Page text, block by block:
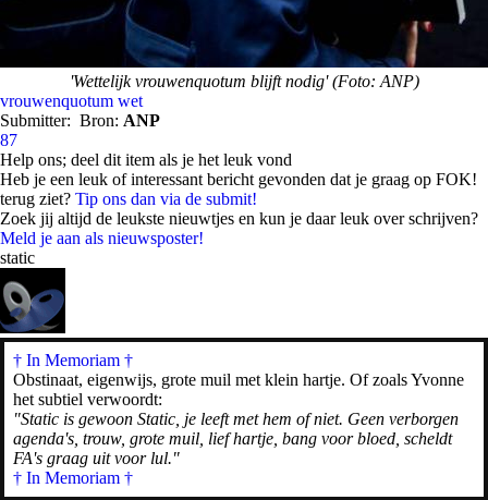
'Wettelijk vrouwenquotum blijft nodig' (Foto: ANP)
vrouwenquotum wet
Submitter: Bron: ANP
87
Help ons; deel dit item als je het leuk vond
Heb je een leuk of interessant bericht gevonden dat je graag op FOK!
terug ziet? Tip ons dan via de submit!
Zoek jij altijd de leukste nieuwtjes en kun je daar leuk over schrijven?
Meld je aan als nieuwsposter!
static
† In Memoriam †
Obstinaat, eigenwijs, grote muil met klein hartje. Of zoals Yvonne
het subtiel verwoordt:
"Static is gewoon Static, je leeft met hem of niet. Geen verborgen
agenda's, trouw, grote muil, lief hartje, bang voor bloed, scheldt
FA's graag uit voor lul."
† In Memoriam †